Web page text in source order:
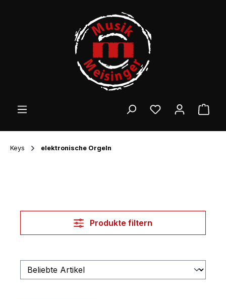
Keys elektronische Orgeln
Produkte filtern